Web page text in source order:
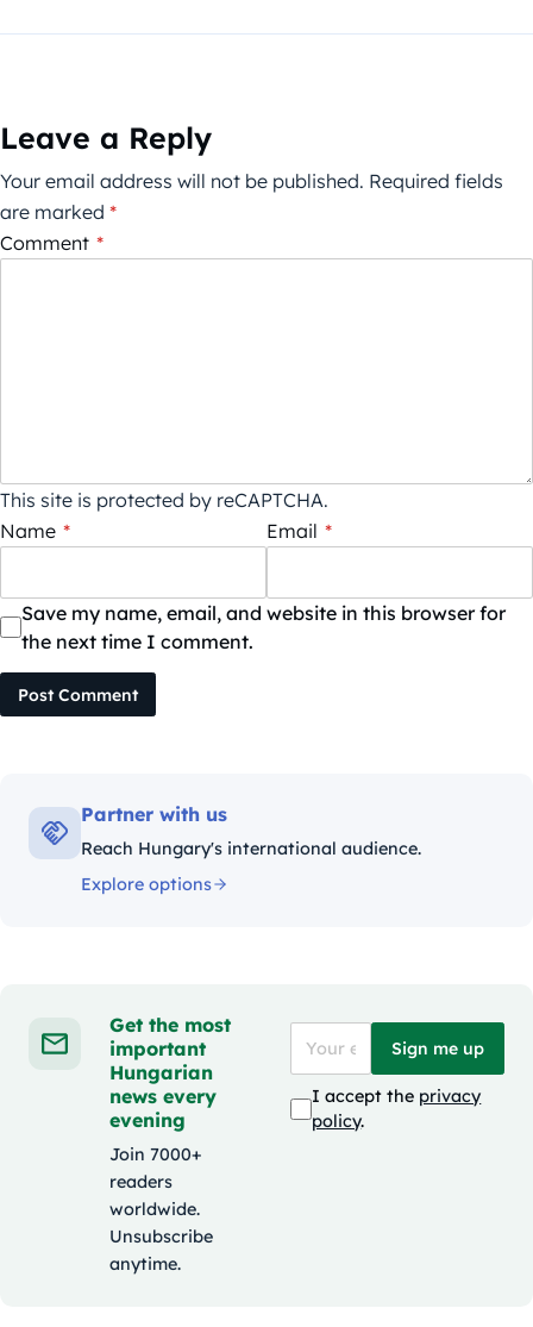
Leave a Reply
Your email address will not be published. Required fields
are marked *
Comment *
This site is protected by reCAPTCHA.
Name * Email *
Save my name, email, and website in this browser for
the next time I comment.
Post Comment
Partner with us
Reach Hungary's international audience.
Explore options
Get the most
important
Hungarian
news every
evening
Join 7000+
readers
worldwide.
Unsubscribe
anytime.
Sign me up
I accept the privacy
policy.